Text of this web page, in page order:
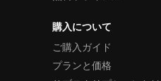
購入について
ご購入ガイド
プランと価格